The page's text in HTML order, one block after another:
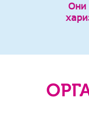
Они